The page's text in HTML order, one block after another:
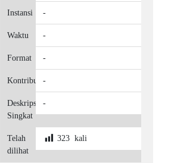
Instansi -
Waktu -
Format -
Kontributor
-
Deskripsi
Singkat
-
Telah
dilihat
323kali